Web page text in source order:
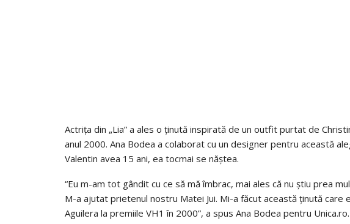
Actrița din „Lia” a ales o ținută inspirată de un outfit purtat de
anul 2000. Ana Bodea a colaborat cu un designer pentru această
Valentin avea 15 ani, ea tocmai se năștea.
“Eu m-am tot gândit cu ce să mă îmbrac, mai ales că nu știu prea
M-a ajutat prietenul nostru Matei Jui. Mi-a făcut această ținută
Aguilera la premiile VH1 în 2000”, a spus Ana Bodea pentru Unica.ro.